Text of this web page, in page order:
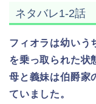
ネタバレ1-2話
フィオラは幼いう
を乗っ取られた状
母と義妹は伯爵家
ていました。